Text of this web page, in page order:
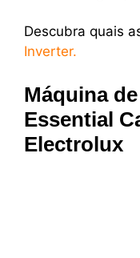
Descubra quais
Inverter.
Máquina
Essential
Electrolux